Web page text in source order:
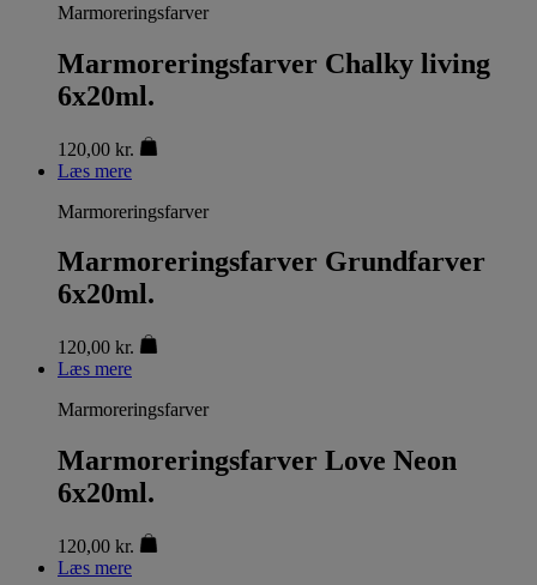
Marmoreringsfarver
Marmoreringsfarver Chalky living
6x20ml.
120,00 kr.
Læs mere
Marmoreringsfarver
Marmoreringsfarver Grundfarver
6x20ml.
120,00 kr.
Læs mere
Marmoreringsfarver
Marmoreringsfarver Love Neon
6x20ml.
120,00 kr.
Læs mere